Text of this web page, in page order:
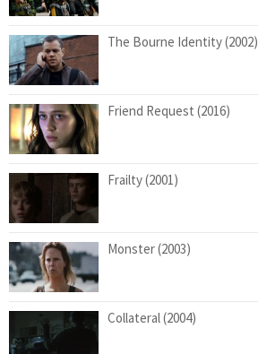
The Bourne Identity (2002)
Friend Request (2016)
Frailty (2001)
Monster (2003)
Collateral (2004)